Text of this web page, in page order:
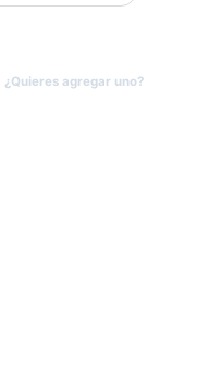
¿Quieres agregar uno?